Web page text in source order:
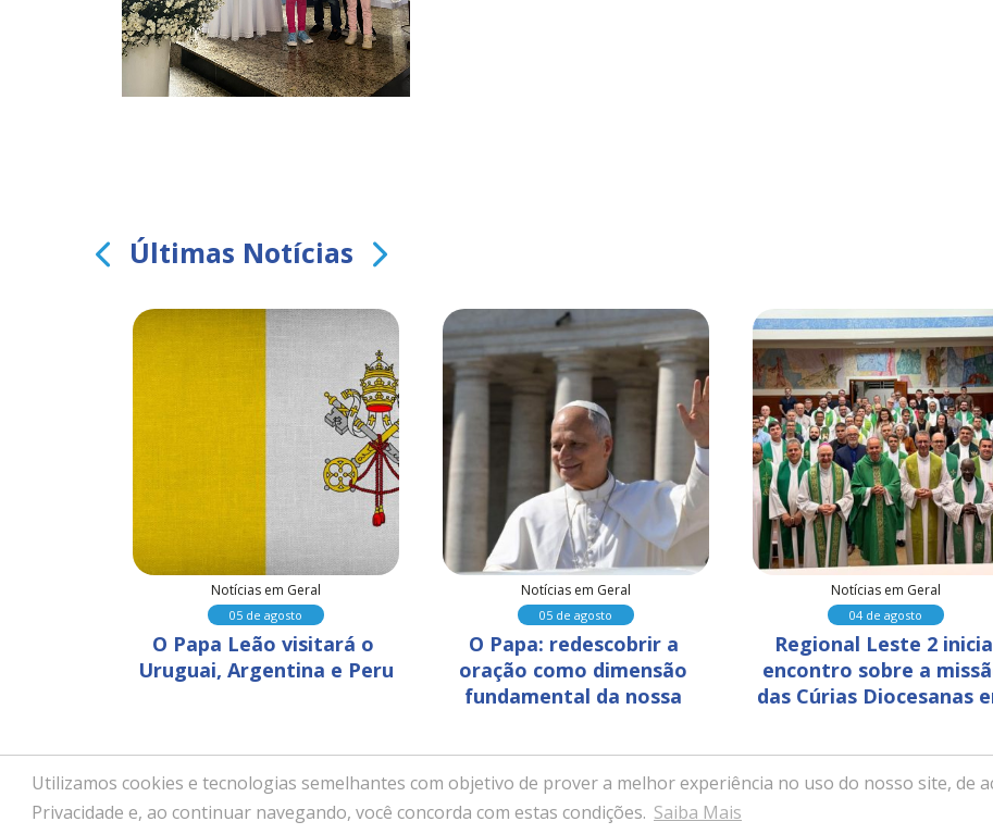
Utilizamos cookies e tecnologias semelhantes com objetivo de prover a melhor experiência no uso do nosso site, de
Privacidade e, ao continuar navegando, você concorda com estas condições. Saiba Mais
Últimas Notícias
Notícias em Geral
05 de agosto
O Papa Leão visitará o
Uruguai, Argentina e Peru
Notícias em Geral
05 de agosto
O Papa: redescobrir a
oração como dimensão
fundamental da nossa
Notícias em Geral
04 de agosto
Regional Leste 2 inicia
encontro sobre a
das Cúrias Diocesanas
Copyright © 2026 - Paróquia Nossa Senhora da Saúde - Itabira, Minas Gerais - Desenvolvido com